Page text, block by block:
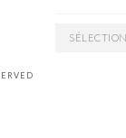
ARCHIVES